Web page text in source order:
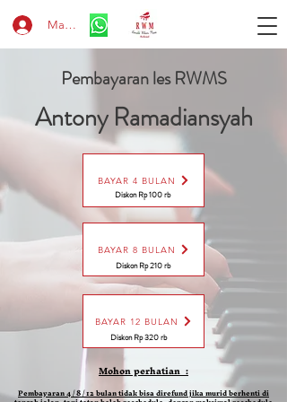
Masuk
Pembayaran les RWMS
Antony Ramadiansyah
BAYAR 4 BULAN
Diskon Rp 100 rb
BAYAR 8 BULAN
Diskon Rp 210 rb
BAYAR 12 BULAN
Diskon Rp 320 rb
Mohon perhatian :
Pembayaran 4 / 8 / 12 bulan tidak bisa direfund jika murid berhenti di